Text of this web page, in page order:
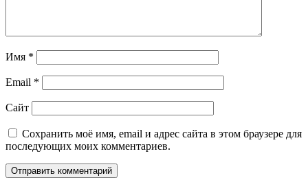
Имя *
Email *
Сайт
Сохранить моё имя, email и адрес сайта в этом браузере для
последующих моих комментариев.